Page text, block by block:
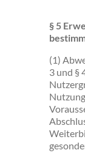
§ 5
(1)
3 und §